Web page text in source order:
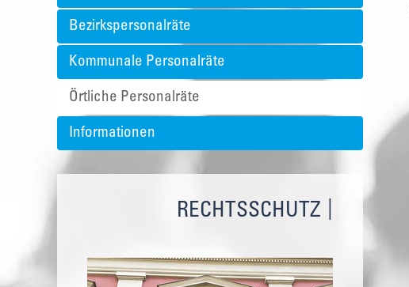
Bezirkspersonalräte
Kommunale Personalräte
Örtliche Personalräte
Informationen
RECHTSSCHUTZ